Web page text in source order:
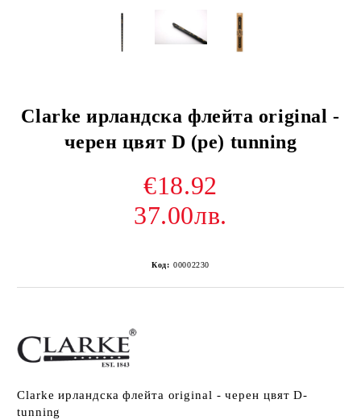
Clarke ирландска флейта original -
черен цвят D (ре) tunning
€18.92
37.00лв.
Код: 00002230
Clarke ирландска флейта original - черен цвят D-
tunning